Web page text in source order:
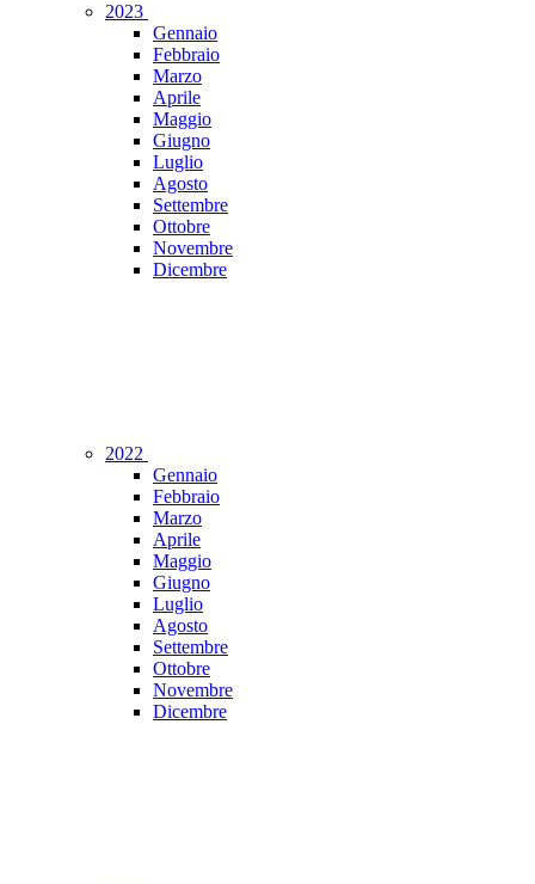
2023
Gennaio
Febbraio
Marzo
Aprile
Maggio
Giugno
Luglio
Agosto
Settembre
Ottobre
Novembre
Dicembre
2022
Gennaio
Febbraio
Marzo
Aprile
Maggio
Giugno
Luglio
Agosto
Settembre
Ottobre
Novembre
Dicembre